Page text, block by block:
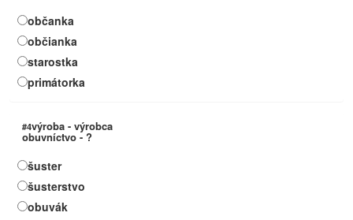
občanka
občianka
starostka
primátorka
#4výroba - výrobca
obuvníctvo - ?
šuster
šusterstvo
obuvák